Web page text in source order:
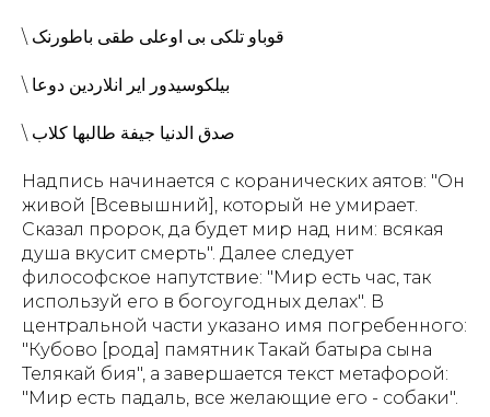
\ قوباو تلکی بی اوعلی طقی باطورنک
\ بیلکوسیدور ایر انلاردین دوعا
\ صدق الدنیا جیفة طالبها کلاب
Надпись начинается с коранических аятов: "Он
живой [Всевышний], который не умирает.
Сказал пророк, да будет мир над ним: всякая
душа вкусит смерть". Далее следует
философское напутствие: "Мир есть час, так
используй его в богоугодных делах". В
центральной части указано имя погребенного:
"Кубово [рода] памятник Такай батыра сына
Телякай бия", а завершается текст метафорой:
"Мир есть падаль, все желающие его - собаки".